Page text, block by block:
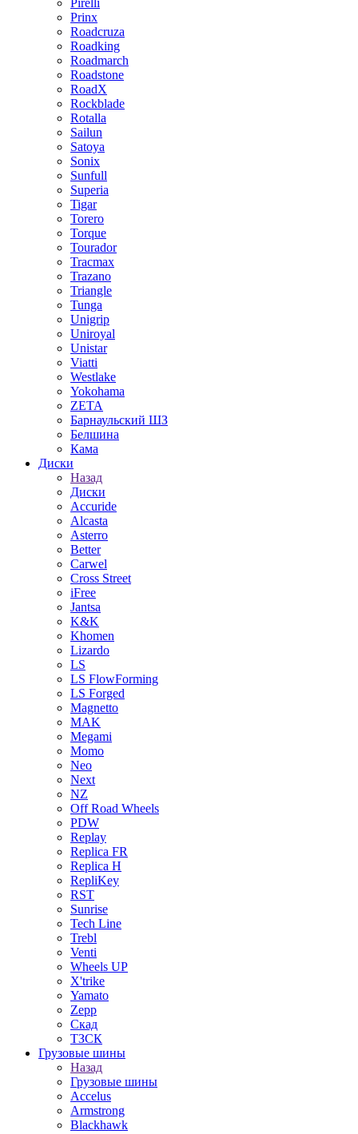
Pirelli
Prinx
Roadcruza
Roadking
Roadmarch
Roadstone
RoadX
Rockblade
Rotalla
Sailun
Satoya
Sonix
Sunfull
Superia
Tigar
Torero
Torque
Tourador
Tracmax
Trazano
Triangle
Tunga
Unigrip
Uniroyal
Unistar
Viatti
Westlake
Yokohama
ZETA
Барнаульский ШЗ
Белшина
Кама
Диски
Назад
Диски
Accuride
Alcasta
Asterro
Better
Carwel
Cross Street
iFree
Jantsa
K&K
Khomen
Lizardo
LS
LS FlowForming
LS Forged
Magnetto
MAK
Megami
Momo
Neo
Next
NZ
Off Road Wheels
PDW
Replay
Replica FR
Replica H
RepliKey
RST
Sunrise
Tech Line
Trebl
Venti
Wheels UP
X'trike
Yamato
Zepp
Скад
ТЗСК
Грузовые шины
Назад
Грузовые шины
Accelus
Armstrong
Blackhawk